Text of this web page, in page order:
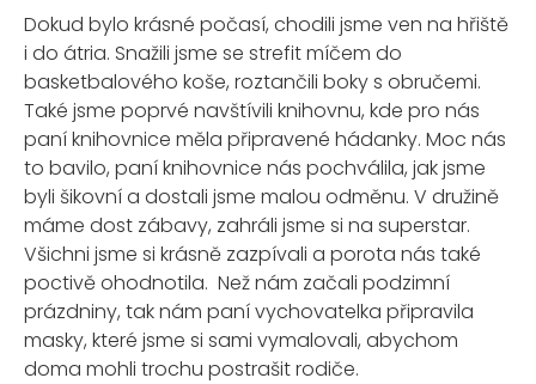
Dokud bylo krásné počasí, chodili jsme ven na hřiště
i do átria. Snažili jsme se strefit míčem do
basketbalového koše, roztančili boky s obručemi.
Také jsme poprvé navštívili knihovnu, kde pro nás
paní knihovnice měla připravené hádanky. Moc nás
to bavilo, paní knihovnice nás pochválila, jak jsme
byli šikovní a dostali jsme malou odměnu. V družině
máme dost zábavy, zahráli jsme si na superstar.
Všichni jsme si krásně zazpívali a porota nás také
poctivě ohodnotila. Než nám začali podzimní
prázdniny, tak nám paní vychovatelka připravila
masky, které jsme si sami vymalovali, abychom
doma mohli trochu postrašit rodiče.